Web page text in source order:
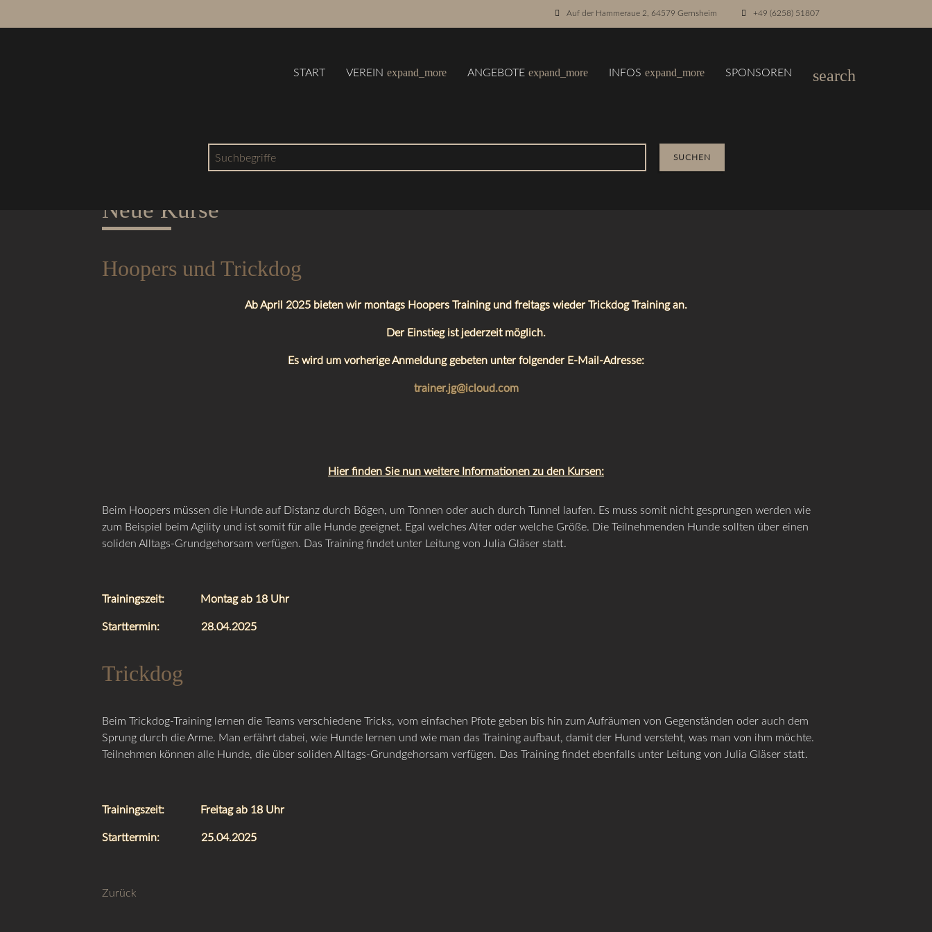
+49 (6258) 51807
Auf der Hammeraue 2, 64579 Gernsheim
START VEREIN expand_more ANGEBOTE expand_more INFOS expand_more SPONSOREN search
Suchbegriffe SUCHEN
Neue Kurse
Hoopers und Trickdog
Ab April 2025 bieten wir montags Hoopers Training und freitags wieder Trickdog Training an.
Der Einstieg ist jederzeit möglich.
Es wird um vorherige Anmeldung gebeten unter folgender E-Mail-Adresse:
trainer.jg@icloud.com
Hier finden Sie nun weitere Informationen zu den Kursen:
Beim Hoopers müssen die Hunde auf Distanz durch Bögen, um Tonnen oder auch durch Tunnel laufen. Es muss somit nicht gesprungen werden wie
zum Beispiel beim Agility und ist somit für alle Hunde geeignet. Egal welches Alter oder welche Größe. Die Teilnehmenden Hunde sollten über einen
soliden Alltags-Grundgehorsam verfügen. Das Training findet unter Leitung von Julia Gläser statt.
Trainingszeit: Montag ab 18 Uhr
Starttermin: 28.04.2025
Trickdog
Beim Trickdog-Training lernen die Teams verschiedene Tricks, vom einfachen Pfote geben bis hin zum Aufräumen von Gegenständen oder auch dem
Sprung durch die Arme. Man erfährt dabei, wie Hunde lernen und wie man das Training aufbaut, damit der Hund versteht, was man von ihm möchte.
Teilnehmen können alle Hunde, die über soliden Alltags-Grundgehorsam verfügen. Das Training findet ebenfalls unter Leitung von Julia Gläser statt.
Trainingszeit: Freitag ab 18 Uhr
Starttermin: 25.04.2025
Zurück